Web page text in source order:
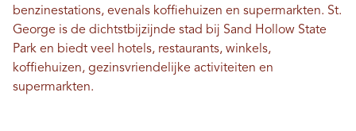
benzinestations, evenals koffiehuizen en supermarkten. St.
George is de dichtstbijzijnde stad bij Sand Hollow State
Park en biedt veel hotels, restaurants, winkels,
koffiehuizen, gezinsvriendelijke activiteiten en
supermarkten.